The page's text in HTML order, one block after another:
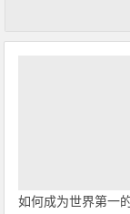
如何成为世界第一